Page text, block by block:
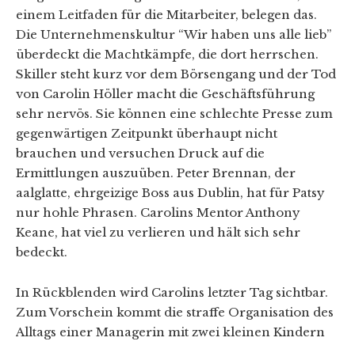
einem Leitfaden für die Mitarbeiter, belegen das.
Die Unternehmenskultur “Wir haben uns alle lieb”
überdeckt die Machtkämpfe, die dort herrschen.
Skiller steht kurz vor dem Börsengang und der Tod
von Carolin Höller macht die Geschäftsführung
sehr nervös. Sie können eine schlechte Presse zum
gegenwärtigen Zeitpunkt überhaupt nicht
brauchen und versuchen Druck auf die
Ermittlungen auszuüben. Peter Brennan, der
aalglatte, ehrgeizige Boss aus Dublin, hat für Patsy
nur hohle Phrasen. Carolins Mentor Anthony
Keane, hat viel zu verlieren und hält sich sehr
bedeckt.
In Rückblenden wird Carolins letzter Tag sichtbar.
Zum Vorschein kommt die straffe Organisation des
Alltags einer Managerin mit zwei kleinen Kindern